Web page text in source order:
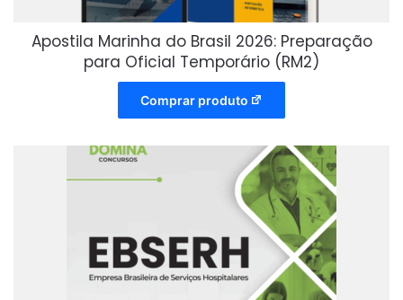
Apostila Marinha do Brasil 2026: Preparação
para Oficial Temporário (RM2)
Comprar produto